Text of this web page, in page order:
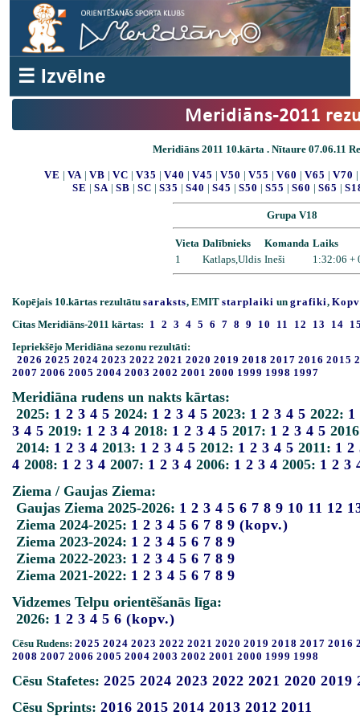
☰ Izvēlne
Meridiāns-2011
Meridiāns 2011 10.kārta . Nītaure 07.06.11
VE | VA | VB | VC | V35 | V40 | V45 | V50 | V55 | V60 | V65 | V70 |
SE | SA| SB | SC | S35 | S40 | S45 | S50 | S55 | S60 | S65 |
Grupa V18
Vieta Dalībnieks Komanda Laiks
1
Katlaps,Uldis Ineši 1:32:06 +
Kopējais 10.kārtas rezultātu saraksts, EMIT starplaiki un grafiki,
Citas Meridiāns-2011 kārtas: 1 2 3 4 5 6 7 8 9 10 11 12 13 14
Iepriekšējo Meridiāna sezonu rezultāti:
2026 2025 2024 2023 2022 2021 2020 2019 2018 2017 2016 2015
2007 2006 2005 2004 2003 2002 2001 2000 1999 1998 1997
Meridiāna rudens un nakts kārtas:
2025: 1 2 3 4 5 2024: 1 2 3 4 5 2023: 1 2 3 4 5 2022: 1
3 4 5 2019: 1 2 3 4 2018: 1 2 3 4 5 2017: 1 2 3 4 5
2014: 1 2 3 4 2013: 1 2 3 4 5 2012: 1 2 3 4 5 2011: 1 2
4 2008: 1 2 3 4 2007: 1 2 3 4 2006: 1 2 3 4 2005: 1 2 3
Ziema / Gaujas Ziema:
Gaujas Ziema 2025-2026: 1 2 3 4 5 6 7 8 9 10 11 12
Ziema 2024-2025: 1 2 3 4 5 6 7 8 9 (kopv.)
Ziema 2023-2024: 1 2 3 4 5 6 7 8 9
Ziema 2022-2023: 1 2 3 4 5 6 7 8 9
Ziema 2021-2022: 1 2 3 4 5 6 7 8 9
Vidzemes Telpu orientēšanās līga:
2026: 1 2 3 4 5 6 (kopv.)
Cēsu Rudens: 2025 2024 2023 2022 2021 2020 2019 2018 2017 2016
2008 2007 2006 2005 2004 2003 2002 2001 2000 1999 1998
Cēsu Stafetes: 2025 2024 2023 2022 2021 2020 2019
Cēsu Sprints: 2016 2015 2014 2013 2012 2011